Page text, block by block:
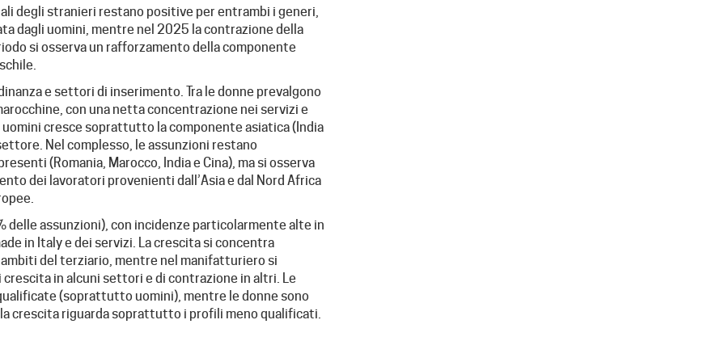
degli stranieri restano positive per entrambi i generi,
dagli uomini, mentre nel 2025 la contrazione della
si osserva un rafforzamento della componente
e settori di inserimento. Tra le donne prevalgono
con una netta concentrazione nei servizi e
uomini cresce soprattutto la componente asiatica (India
Nel complesso, le assunzioni restano
(Romania, Marocco, India e Cina), ma si osserva
dei lavoratori provenienti dall’Asia e dal Nord Africa
assunzioni), con incidenze particolarmente alte in
in Italy e dei servizi. La crescita si concentra
del terziario, mentre nel manifatturiero si
in alcuni settori e di contrazione in altri. Le
(soprattutto uomini), mentre le donne sono
crescita riguarda soprattutto i profili meno qualificati.